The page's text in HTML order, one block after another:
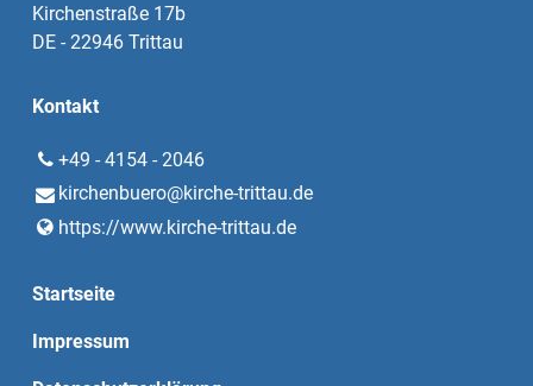
Kirchenstraße 17b
DE - 22946 Trittau
Kontakt
+49 - 4154 - 2046
kirchenbuero@​kirche-trittau.​de
https://www.​kirche-trittau.​de
Startseite
Impressum